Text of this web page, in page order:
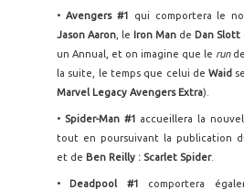
• Avengers #1
qui comportera le
Jason Aaron , le Iron Man de Dan Slott
un Annual, et on imagine que le run de
la suite, le temps que celui deWaid
Marvel Legacy Avengers Extra).
• Spider-Man #1 accueillera la
tout en poursuivant la publication
et de Ben Reilly : Scarlet Spider.
• Deadpool #1 comportera